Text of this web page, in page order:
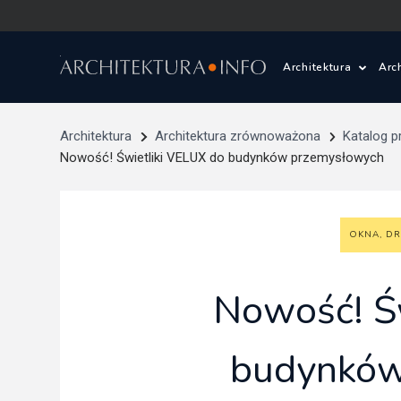
Architektura
Wasze projekty
Wasze
Prace
Pracownie
Architektura Architektura zrównoważona Katalog
Nowość! Świetliki VELUX do budynków przemysłowych
OKNA,
Nowość!